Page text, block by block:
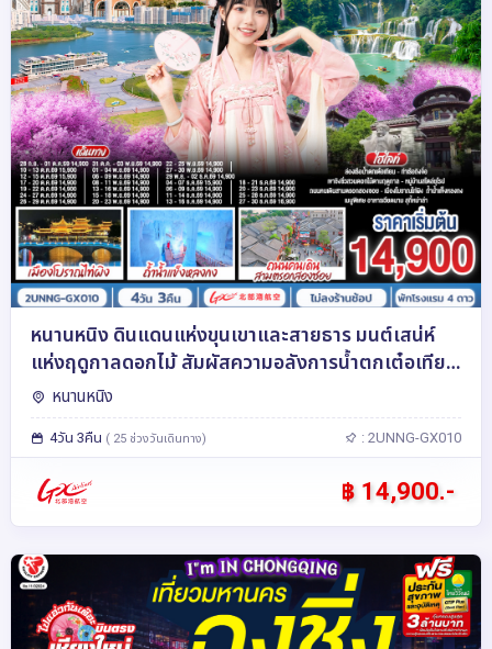
หนานหนิง ดินแดนแห่งขุนเขาและสายธาร มนต์เสน่ห์
แห่งฤดูกาลดอกไม้ สัมผัสความอลังการน้ำตกเต๋อเทียน
4 วัน 3 คืน โดยสายการบิน Guangxi Beibu Gulf
Airlines (GX)
หนานหนิง
4วัน 3คืน ( 25 ช่วงวันเดินทาง) : 2UNNG-GX010
฿ 14,900.-